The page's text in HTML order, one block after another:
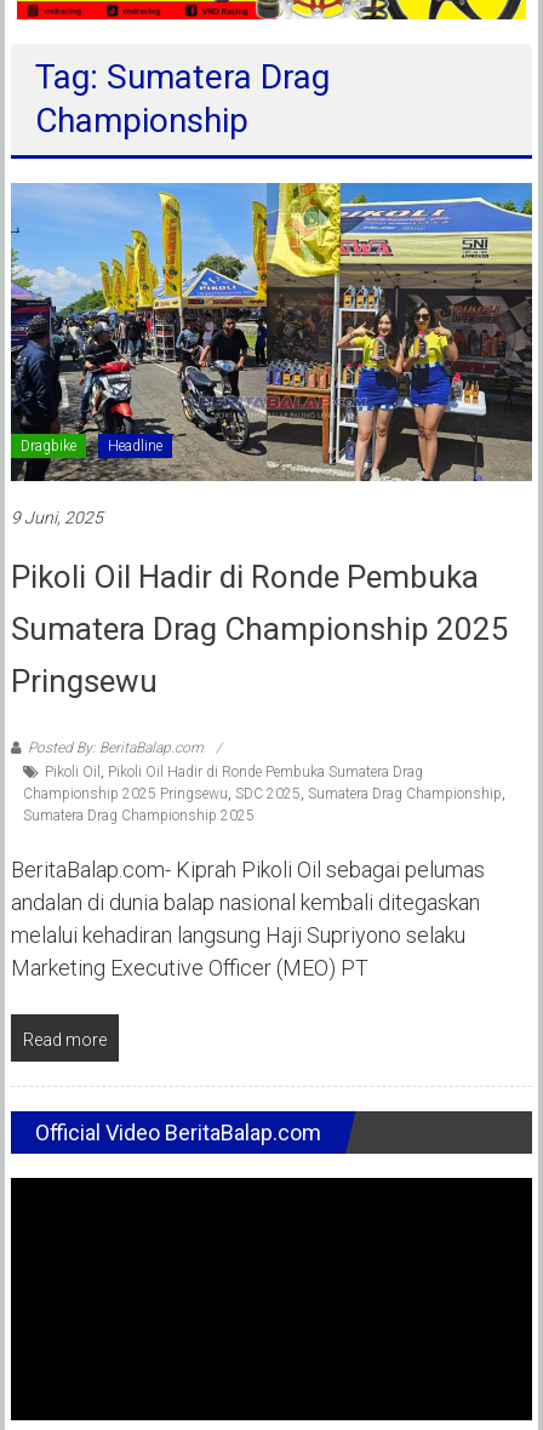
Tag: Sumatera Drag
Championship
Dragbike Headline
9 Juni, 2025
Pikoli Oil Hadir di Ronde Pembuka
Sumatera Drag Championship 2025
Pringsewu
Posted By: BeritaBalap.com
Pikoli Oil , Pikoli Oil Hadir di Ronde Pembuka Sumatera Drag
Championship 2025 Pringsewu, SDC 2025, Sumatera Drag Championship,
Sumatera Drag Championship 2025
BeritaBalap.com- Kiprah Pikoli Oil sebagai pelumas
andalan di dunia balap nasional kembali ditegaskan
melalui kehadiran langsung Haji Supriyono selaku
Marketing Executive Officer (MEO) PT
Read more
Official Video BeritaBalap.com